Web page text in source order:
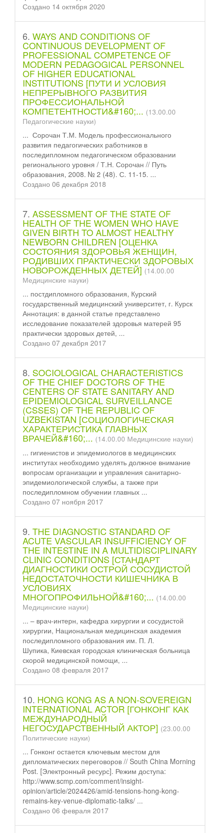
Создано 14 октября 2020
6. WAYS AND CONDITIONS OF
CONTINUOUS DEVELOPMENT OF
PROFESSIONAL COMPETENCE OF
MODERN PEDAGOGICAL PERSONNEL
OF HIGHER EDUCATIONAL
INSTITUTIONS [ПУТИ И УСЛОВИЯ
НЕПРЕРЫВНОГО РАЗВИТИЯ
ПРОФЕССИОНАЛЬНОЙ
КОМПЕТЕНТНОСТИ&#160;... (13.00.00
Педагогические науки)
... Сорочан Т.М. Модель профессионального
развития педагогических работников в
последипломном педагогическом образовании
регионального уровня / Т.Н. Сорочан // Путь
образования, 2008. № 2 (48). С. 11-15. ...
Создано 06 декабря 2018
7. ASSESSMENT OF THE STATE OF
HEALTH OF THE WOMEN WHO HAVE
GIVEN BIRTH TO ALMOST HEALTHY
NEWBORN CHILDREN [ОЦЕНКА
СОСТОЯНИЯ ЗДОРОВЬЯ ЖЕНЩИН,
РОДИВШИХ ПРАКТИЧЕСКИ ЗДОРОВЫХ
НОВОРОЖДЕННЫХ ДЕТЕЙ] (14.00.00
Медицинские науки)
... постдипломного образования, Курский
государственный медицинский университет, г. Курск
Аннотация: в данной статье представлено
исследование показателей здоровья матерей 95
практически здоровых детей, ...
Создано 07 декабря 2017
8. SOCIOLOGICAL CHARACTERISTICS
OF THE CHIEF DOCTORS OF THE
CENTERS OF STATE SANITARY AND
EPIDEMIOLOGICAL SURVEILLANCE
(CSSES) OF THE REPUBLIC OF
UZBEKISTAN [СОЦИОЛОГИЧЕСКАЯ
ХАРАКТЕРИСТИКА ГЛАВНЫХ
ВРАЧЕЙ&#160;... (14.00.00 Медицинские науки)
... гигиенистов и эпидемиологов в медицинских
институтах необходимо уделять должное внимание
вопросам организации и управления санитарно-
эпидемиологической службы, а также при
последипломном обучении главных ...
Создано 07 ноября 2017
9. THE DIAGNOSTIC STANDARD OF
ACUTE VASCULAR INSUFFICIENCY OF
THE INTESTINE IN A MULTIDISCIPLINARY
CLINIC CONDITIONS [СТАНДАРТ
ДИАГНОСТИКИ ОСТРОЙ СОСУДИСТОЙ
НЕДОСТАТОЧНОСТИ КИШЕЧНИКА В
УСЛОВИЯХ
МНОГОПРОФИЛЬНОЙ&#160;... (14.00.00
Медицинские науки)
... – врач-интерн, кафедра хирургии и сосудистой
хирургии, Национальная медицинская академия
последипломного образования им. П. Л.
Шупика, Киевская городская клиническая больница
скорой медицинской помощи, ...
Создано 08 февраля 2017
10. HONG KONG AS A NON-SOVEREIGN
INTERNATIONAL ACTOR [ГОНКОНГ КАК
МЕЖДУНАРОДНЫЙ
НЕГОСУДАРСТВЕННЫЙ АКТОР] (23.00.00
Политические науки)
... Гонконг остается ключевым местом для
дипломатических переговоров // South China Morning
Post. [Электронный ресурс]. Режим доступа:
http://www.scmp.com/comment/insight-
opinion/article/2024426/amid-tensions-hong-kong-
remains-key-venue-diplomatic-talks/ ...
Создано 06 февраля 2017